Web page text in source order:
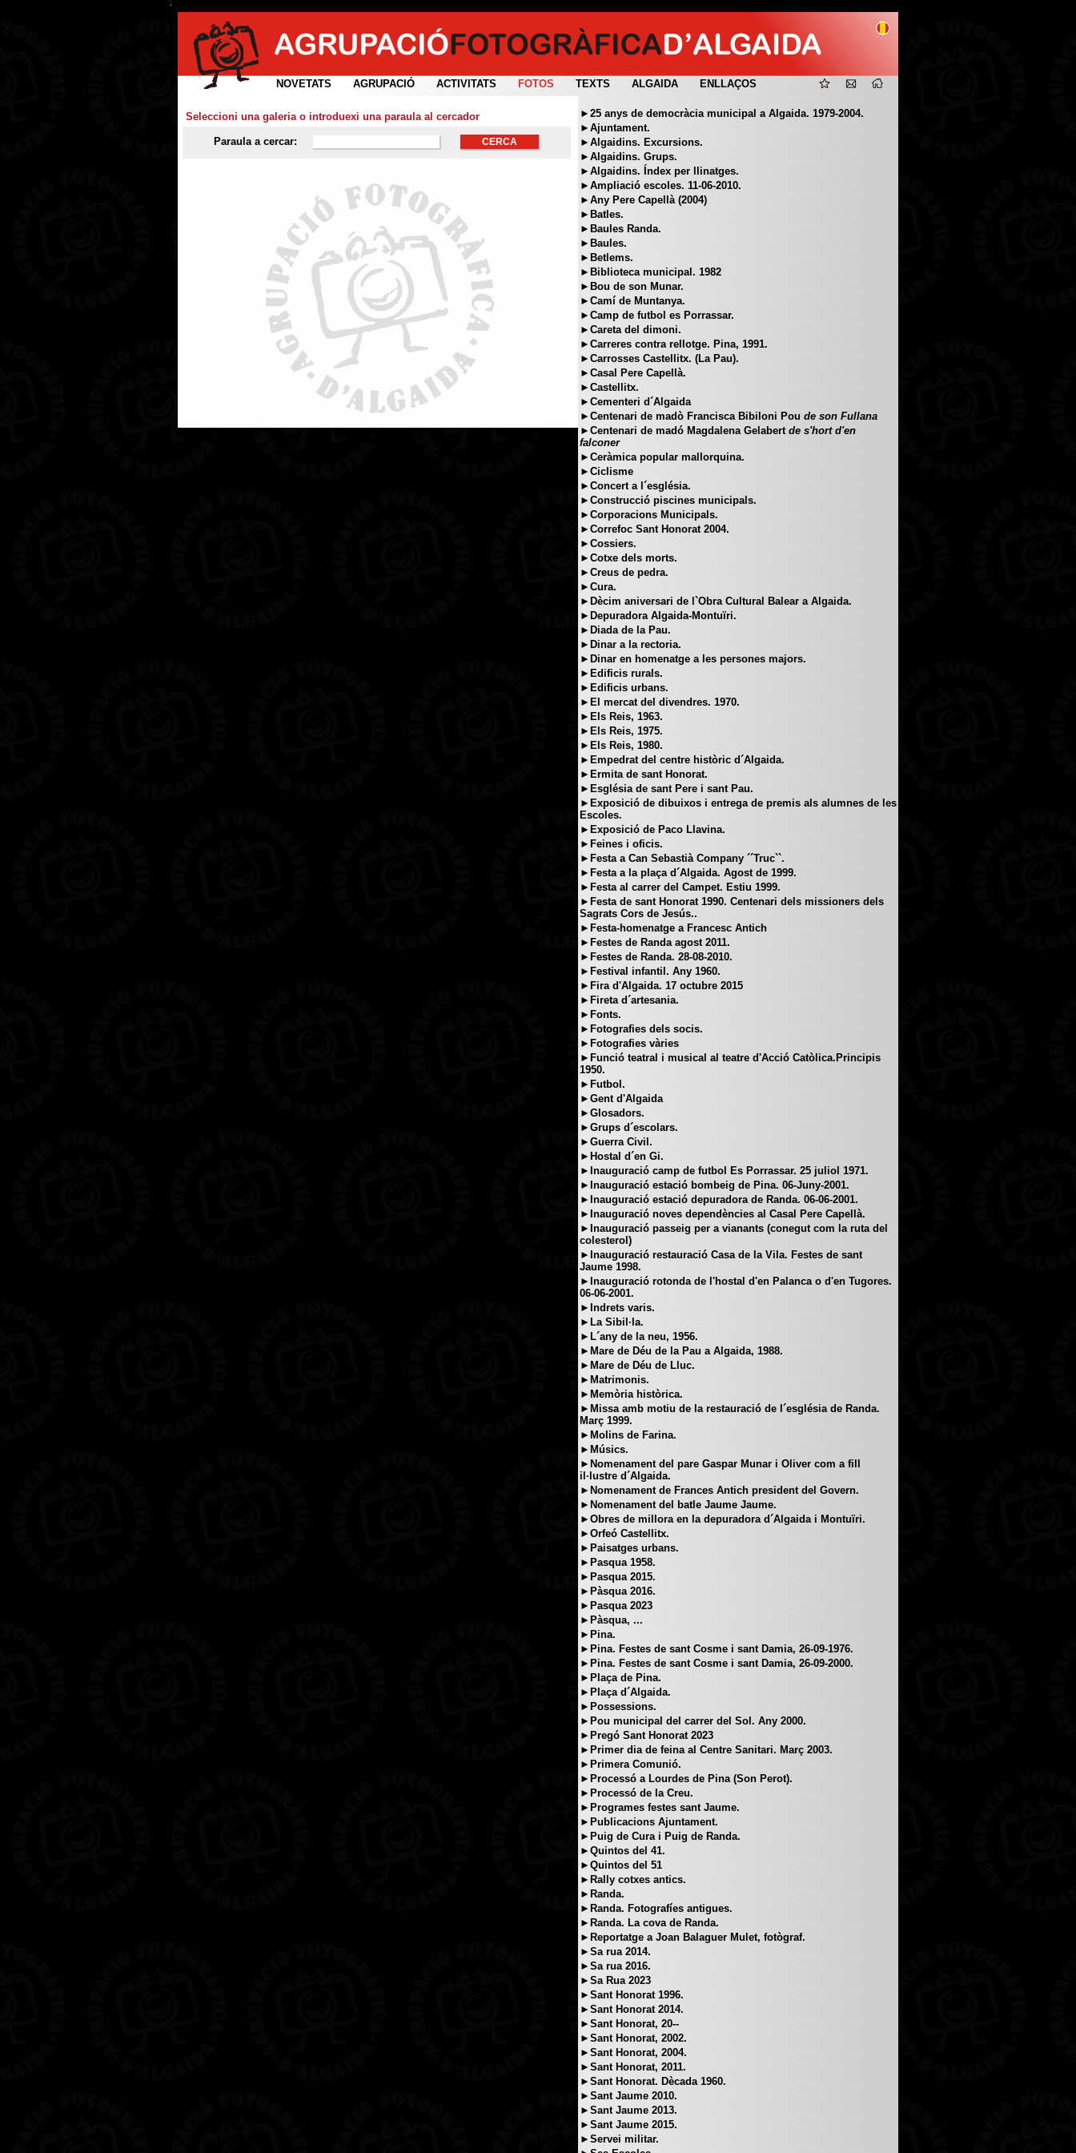
►25 anys de democràcia municipal a Algaida. 1979-2004.
►Ajuntament.
►Algaidins. Excursions.
►Algaidins. Grups.
►Algaidins. Índex per llinatges.
►Ampliació escoles. 11-06-2010.
►Any Pere Capellà (2004)
►Batles.
►Baules Randa.
►Baules.
►Betlems.
►Biblioteca municipal. 1982
►Bou de son Munar.
►Camí de Muntanya.
►Camp de futbol es Porrassar.
►Careta del dimoni.
►Carreres contra rellotge. Pina, 1991.
►Carrosses Castellitx. (La Pau).
►Casal Pere Capellà.
►Castellitx.
►Cementeri d´Algaida
►Centenari de madò Francisca Bibiloni Pou de son Fullana
►Centenari de madó Magdalena Gelabert de s'hort d'en
falconer
►Ceràmica popular mallorquina.
►Ciclisme
►Concert a l´església.
►Construcció piscines municipals.
►Corporacions Municipals.
►Correfoc Sant Honorat 2004.
►Cossiers.
►Cotxe dels morts.
►Creus de pedra.
►Cura.
►Dècim aniversari de l`Obra Cultural Balear a Algaida.
►Depuradora Algaida-Montuïri.
►Diada de la Pau.
►Dinar a la rectoria.
►Dinar en homenatge a les persones majors.
►Edificis rurals.
►Edificis urbans.
►El mercat del divendres. 1970.
►Els Reis, 1963.
►Els Reis, 1975.
►Els Reis, 1980.
►Empedrat del centre històric d´Algaida.
►Ermita de sant Honorat.
►Església de sant Pere i sant Pau.
►Exposició de dibuixos i entrega de premis als alumnes de les
Escoles.
►Exposició de Paco Llavina.
►Feines i oficis.
►Festa a Can Sebastià Company ´´Truc``.
►Festa a la plaça d´Algaida. Agost de 1999.
►Festa al carrer del Campet. Estiu 1999.
►Festa de sant Honorat 1990. Centenari dels missioners dels
Sagrats Cors de Jesús..
►Festa-homenatge a Francesc Antich
►Festes de Randa agost 2011.
►Festes de Randa. 28-08-2010.
►Festival infantil. Any 1960.
►Fira d'Algaida. 17 octubre 2015
►Fireta d´artesania.
►Fonts.
►Fotografies dels socis.
►Fotografies vàries
►Funció teatral i musical al teatre d'Acció Catòlica.Principis
1950.
►Futbol.
►Gent d'Algaida
►Glosadors.
►Grups d´escolars.
►Guerra Civil.
►Hostal d´en Gi.
►Inauguració camp de futbol Es Porrassar. 25 juliol 1971.
►Inauguració estació bombeig de Pina. 06-Juny-2001.
►Inauguració estació depuradora de Randa. 06-06-2001.
►Inauguració noves dependències al Casal Pere Capellà.
►Inauguració passeig per a vianants (conegut com la ruta del
colesterol)
►Inauguració restauració Casa de la Vila. Festes de sant
Jaume 1998.
►Inauguració rotonda de l'hostal d'en Palanca o d'en Tugores.
06-06-2001.
►Indrets varis.
►La Sibil·la.
►L´any de la neu, 1956.
►Mare de Déu de la Pau a Algaida, 1988.
►Mare de Déu de Lluc.
►Matrimonis.
►Memòria històrica.
►Missa amb motiu de la restauració de l´església de Randa.
Març 1999.
►Molins de Farina.
►Músics.
►Nomenament del pare Gaspar Munar i Oliver com a fill
il·lustre d´Algaida.
►Nomenament de Frances Antich president del Govern.
►Nomenament del batle Jaume Jaume.
►Obres de millora en la depuradora d´Algaida i Montuïri.
►Orfeó Castellitx.
►Paisatges urbans.
►Pasqua 1958.
►Pasqua 2015.
►Pàsqua 2016.
►Pasqua 2023
►Pàsqua, ...
►Pina.
►Pina. Festes de sant Cosme i sant Damia, 26-09-1976.
►Pina. Festes de sant Cosme i sant Damia, 26-09-2000.
►Plaça de Pina.
►Plaça d´Algaida.
►Possessions.
►Pou municipal del carrer del Sol. Any 2000.
►Pregó Sant Honorat 2023
►Primer dia de feina al Centre Sanitari. Març 2003.
►Primera Comunió.
►Processó a Lourdes de Pina (Son Perot).
►Processó de la Creu.
►Programes festes sant Jaume.
►Publicacions Ajuntament.
►Puig de Cura i Puig de Randa.
►Quintos del 41.
►Quintos del 51
►Rally cotxes antics.
►Randa.
►Randa. Fotografíes antigues.
►Randa. La cova de Randa.
►Reportatge a Joan Balaguer Mulet, fotògraf.
►Sa rua 2014.
►Sa rua 2016.
►Sa Rua 2023
►Sant Honorat 1996.
►Sant Honorat 2014.
►Sant Honorat, 20--
►Sant Honorat, 2002.
►Sant Honorat, 2004.
►Sant Honorat, 2011.
►Sant Honorat. Dècada 1960.
►Sant Jaume 2010.
►Sant Jaume 2013.
►Sant Jaume 2015.
►Servei militar.
Seleccioni una galeria o introduexi una paraula al cercador
Paraula a cercar:
NOVETATS AGRUPACIÓ ACTIVITATS FOTOS TEXTS ALGAIDA ENLLAÇOS